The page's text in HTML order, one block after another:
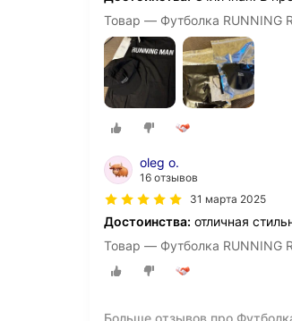
Товар — Футболка RUNNING
oleg o.
16 отзывов
31 марта 2025
Достоинства: отличная
Товар — Футболка RUNNING